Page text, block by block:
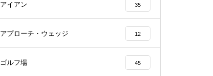
アイアン 35
アプローチ・ウェッジ 12
ゴルフ場 45